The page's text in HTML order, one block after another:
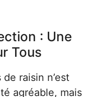
: Une
Tous
raisin n’est
agréable, mais